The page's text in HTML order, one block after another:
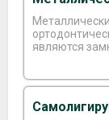
являются